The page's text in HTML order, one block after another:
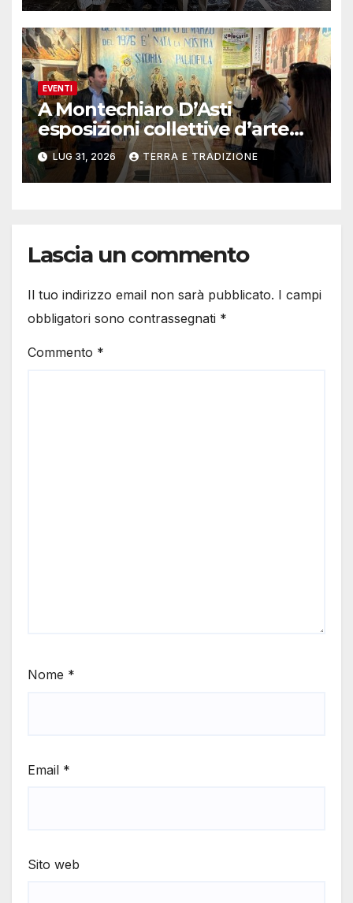
EVENTI
A Montechiaro D’Asti
esposizioni collettive d’arte
contemporanea
LUG 31, 2026 TERRA E TRADIZIONE
Lascia un commento
Il tuo indirizzo email non sarà pubblicato. I campi
obbligatori sono contrassegnati *
Commento *
Nome *
Email *
Sito web